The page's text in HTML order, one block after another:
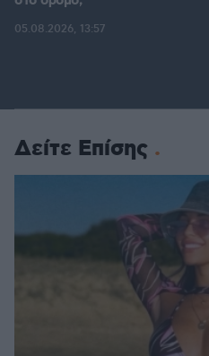
05.08.2026, 13:57
Δείτε Επίσης